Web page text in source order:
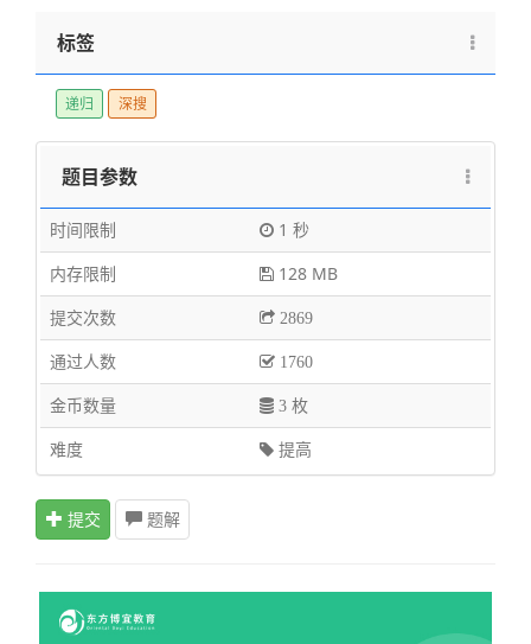
标签
递归 深搜
题目参数
时间限制
1 秒
内存限制
128 MB
提交次数
2869
通过人数 1760
金币数量 3 枚
难度 提高
提交 题解